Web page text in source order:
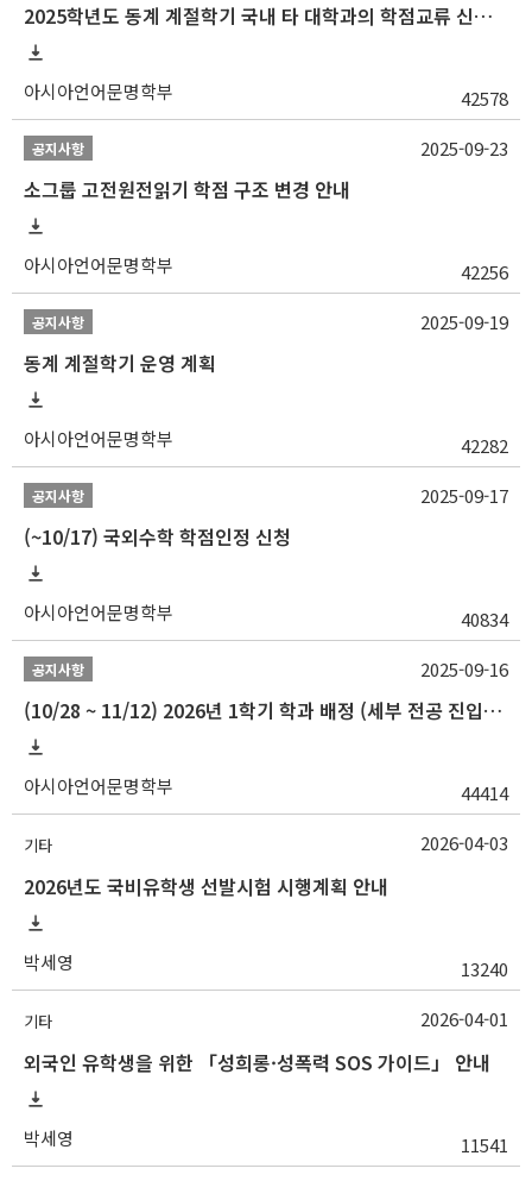
2025학년도 동계 계절학기 국내 타 대학과의 학점교류 신청 안내
아시아언어문명학부 42578
공지사항
소그룹 고전원전읽기 학점 구조 변경 안내
아시아언어문명학부 42256
2025-09-23
공지사항
동계 계절학기 운영 계획
아시아언어문명학부 42282
2025-09-19
공지사항
(~10/17) 국외수학 학점인정 신청
아시아언어문명학부 40834
2025-09-17
공지사항
(10/28 ~ 11/12) 2026년 1학기 학과 배정 (세부 전공 진입) 안내
아시아언어문명학부 44414
2025-09-16
기타
2026년도 국비유학생 선발시험 시행계획 안내
박세영 13240
2026-04-03
기타
외국인 유학생을 위한 「성희롱·성폭력 SOS 가이드」 안내
박세영 11541
2026-04-01